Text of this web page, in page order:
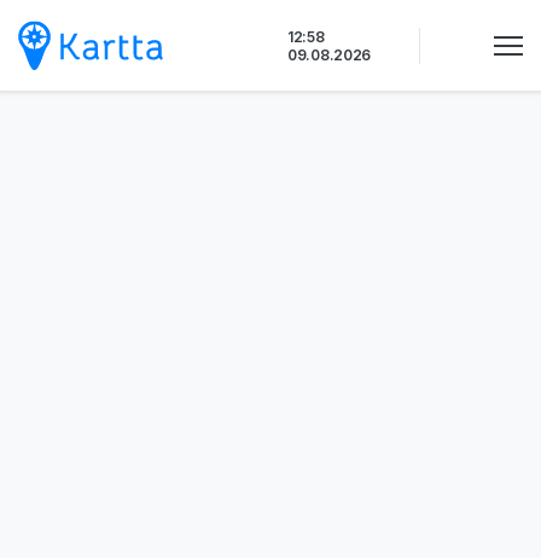
sisältöön
12:58
09.08.2026